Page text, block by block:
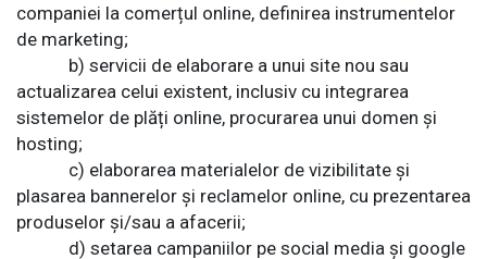
companiei la comerțul online, definirea instrumentelor
de marketing;
b) servicii de elaborare a unui site nou sau
actualizarea celui existent, inclusiv cu integrarea
sistemelor de plăți online, procurarea unui domen și
hosting;
c) elaborarea materialelor de vizibilitate și
plasarea bannerelor și reclamelor online, cu prezentarea
produselor și/sau a afacerii;
d) setarea campaniilor pe social media și google